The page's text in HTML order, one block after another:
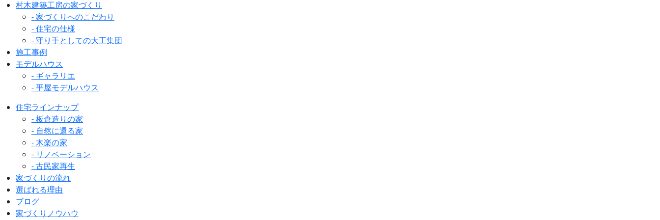
村木建築工房の家づくり
- 家づくりへのこだわり
- 住宅の仕様
- 守り手としての大工集団
施工事例
モデルハウス
- ギャラリエ
- 平屋モデルハウス
住宅ラインナップ
- 板倉造りの家
- 自然に還る家
- 木楽の家
- リノベーション
- 古民家再生
家づくりの流れ
選ばれる理由
ブログ
家づくりノウハウ